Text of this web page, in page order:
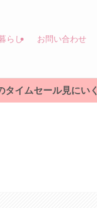
らし お問い合わせ
タイムセール見にいく